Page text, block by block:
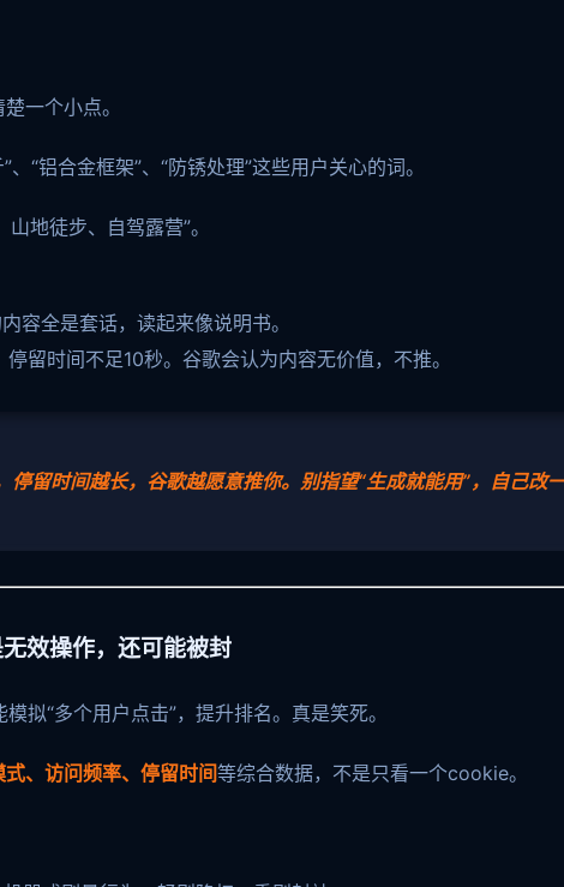
一个小点。
“铝合金框架”、“防锈处理”这些用户关心的词。
地徒步、自驾露营”。
容全是套话，读起来像说明书。
留时间不足10秒。谷歌会认为内容无价值，不推。
留时间越长，谷歌越愿意推你。别指望“生成就能用”，自己改
效操作，还可能被封
拟“多个用户点击”，提升排名。真是笑死。
、访问频率、停留时间等综合数据，不是只看一个cookie。